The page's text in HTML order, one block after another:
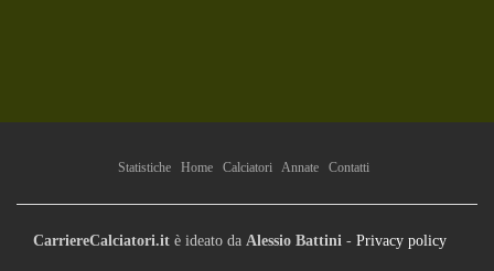
Statistiche Home Calciatori Annate Contatti
CarriereCalciatori.it è ideato da Alessio Battini - Privacy policy